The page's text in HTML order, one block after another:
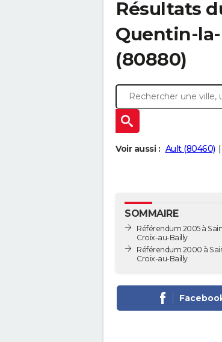
Résultats
Quentin-
(80880)
Voir aussi : Ault (80460)
SOMMAIRE
Référendum 2005 à
Croix-au-Bailly
Référendum 2000 à
Croix-au-Bailly